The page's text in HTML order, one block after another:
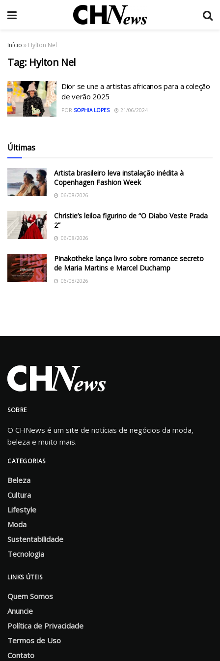
Início » Hylton Nel
Tag: Hylton Nel
Dior se une a artistas africanos para a coleção
de verão 2025
POR SOPHIA LOPES 21/06/2024
Últimas
Artista brasileiro leva instalação inédita à
Copenhagen Fashion Week
06/08/2026
Christie’s leiloa figurino de “O Diabo Veste Prada
2”
06/08/2026
Pinakotheke lança livro sobre romance secreto
de Maria Martins e Marcel Duchamp
06/08/2026
SOBRE
O CHNews é um site de notícias de negócios da moda,
beleza e muito mais.
CATEGORIAS
Beleza
Cultura
Lifestyle
Moda
Sustentabilidade
Tecnologia
LINKS ÚTEIS
Quem Somos
Anuncie
Política de Privacidade
Termos de Uso
Contato